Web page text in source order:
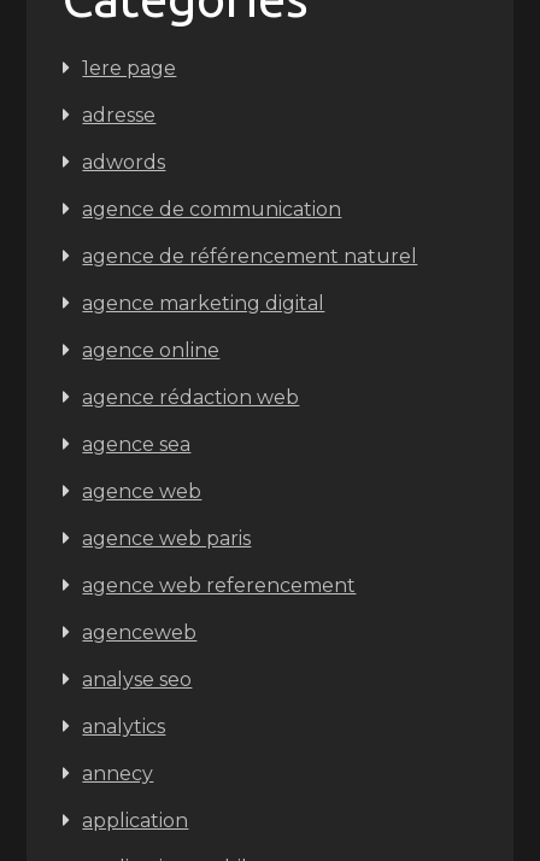
1ere page
adresse
adwords
agence de communication
agence de référencement naturel
agence marketing digital
agence online
agence rédaction web
agence sea
agence web
agence web paris
agence web referencement
agenceweb
analyse seo
analytics
annecy
application